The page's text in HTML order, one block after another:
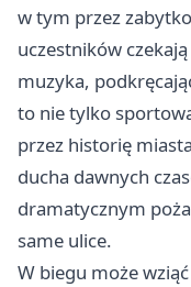
w tym przez
uczestników
muzyka,
to nie tylko
przez historię
ducha dawnych
dramatycznym
same ulice.
W biegu może